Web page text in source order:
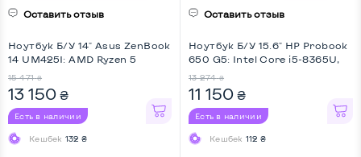
Оставить отзыв
Ноутбук Б/У 14" Asus ZenBook
14 UM425I: AMD Ryzen 5
IPS, Full HD, Key Light
15 471 ₴
13 150 ₴
Есть в наличии
Кешбек 132 ₴
Оставить отзыв
Ноутбук Б/У 15.6" HP Probook
650 G5: Intel Core i5-8365U,
13 274 ₴
11 150 ₴
Есть в наличии
Кешбек 112 ₴